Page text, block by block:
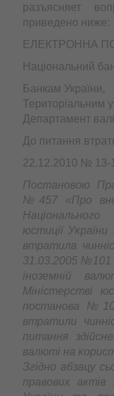
разъясняет
приведено ниже:
ЕЛЕКТРОННА
Національний
Банкам України,
Територіальним
Департамент
До питання
22.12.2010 № 13-
Постановою
№457 «Про
юстиції
втратила
31.03.2005 №101
іноземній
Міністерстві
постанова
втратили
питання
валюті на
Згідно абзацу
правових